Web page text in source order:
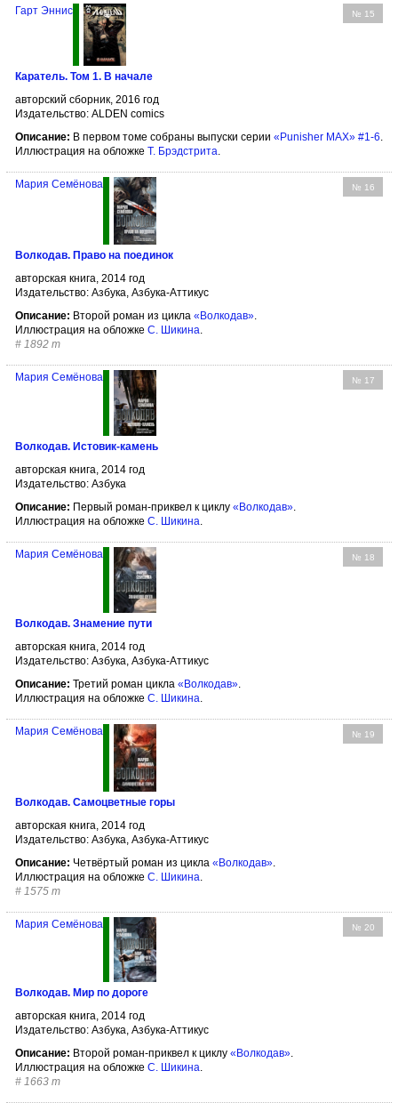
№ 15
Гарт Эннис
Каратель. Том 1. В начале
авторский сборник, 2016 год
Издательство: ALDEN comics
Описание: В первом томе собраны выпуски серии «Punisher MAX» #1-6.
Иллюстрация на обложке Т. Брэдстрита.
№ 16
Мария Семёнова
Волкодав. Право на поединок
авторская книга, 2014 год
Издательство: Азбука, Азбука-Аттикус
Описание: Второй роман из цикла «Волкодав»
Иллюстрация на обложке С. Шикина
# 1892 т
№ 17
Мария Семёнова
Волкодав. Истовик-камень
авторская книга, 2014 год
Издательство: Азбука
Описание: Первый роман-приквел к циклу «Волкодав».
Иллюстрация на обложке С. Шикина.
№ 18
Мария Семёнова
Волкодав. Знамение пути
авторская книга, 2014 год
Издательство: Азбука, Азбука-Аттикус
Описание: Третий роман цикла «Волкодав».
Иллюстрация на обложке С. Шикина.
№ 19
Мария Семёнова
Волкодав. Самоцветные горы
авторская книга, 2014 год
Издательство: Азбука, Азбука-Аттикус
Описание: Четвёртый роман из цикла «Волкодав»
Иллюстрация на обложке С. Шикина
# 1575 т
№ 20
Мария Семёнова
Волкодав. Мир по дороге
авторская книга, 2014 год
Издательство: Азбука, Азбука-Аттикус
Описание: Второй роман-приквел к циклу «Волкодав».
Иллюстрация на обложке С. Шикина.
# 1663 т